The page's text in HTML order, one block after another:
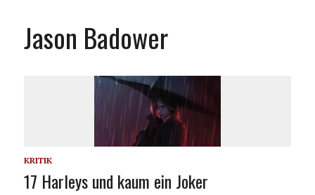
Jason Badower
KRITIK
17 Harleys und kaum ein Joker